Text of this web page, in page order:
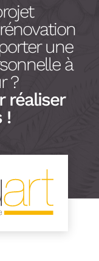
une
à
?
réaliser
!